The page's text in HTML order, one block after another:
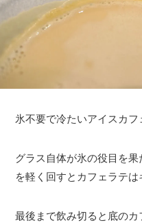
氷不要で冷たいアイスカフ
グラス自体が氷の役目を
を軽く回すとカフェラテは
最後まで飲み切ると底の